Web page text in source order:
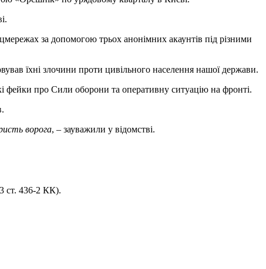
за допомогою трьох анонімних акаунтів під різними
їхні злочини проти цивільного населення нашої держави.
фейки про Сили оборони та оперативну ситуацію на фронті.
ворога, – зауважили у відомстві.
ст. 436-2 КК).